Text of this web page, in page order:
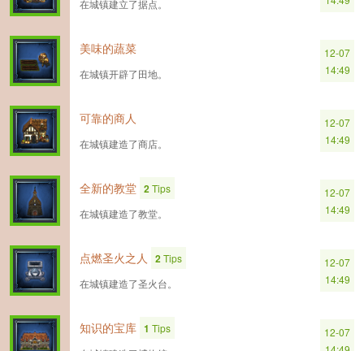
在城镇建立了据点。
美味的蔬菜
在城镇开辟了田地。
12-07
14:49
可靠的商人
在城镇建造了商店。
12-07
14:49
全新的教堂 2Tips
在城镇建造了教堂。
12-07
14:49
点燃圣火之人 2Tips
在城镇建造了圣火台。
12-07
14:49
知识的宝库 1 Tips
12-07